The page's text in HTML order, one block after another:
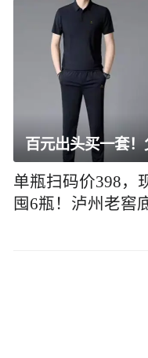
单瓶扫码价398，
囤6瓶！泸州老窖